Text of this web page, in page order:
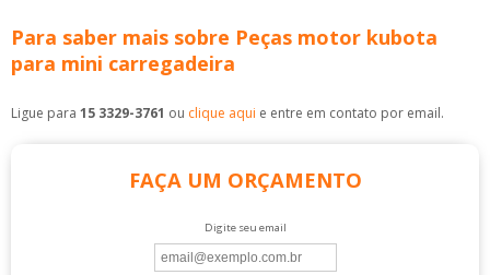
Para saber mais sobre Peças motor kubota
para mini carregadeira
Ligue para 15 3329-3761 ou clique aqui e entre em contato por email.
FAÇA UM ORÇAMENTO
Digite seu email